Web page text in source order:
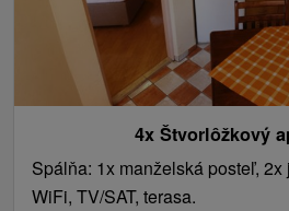
4x Štvorlôžkový
Spálňa: 1x manželská posteľ,
WiFi, TV/SAT, terasa.